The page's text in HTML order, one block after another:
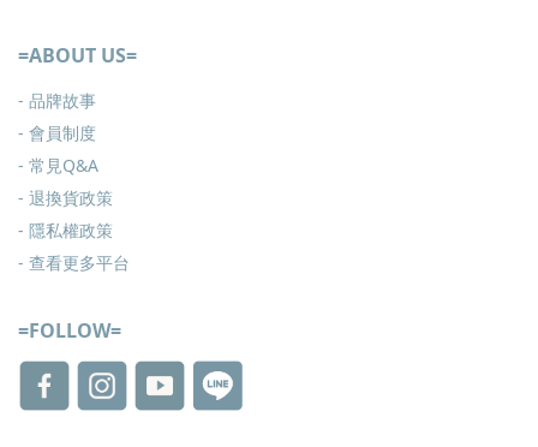
=ABOUT US=
- 品牌故事
- 會員制度
- 常見Q&A
- 退換貨政策
- 隱私權政策
- 查看更多平台
=FOLLOW=